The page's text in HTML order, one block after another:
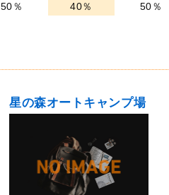
50％
40％
50％
星の森オートキャンプ場